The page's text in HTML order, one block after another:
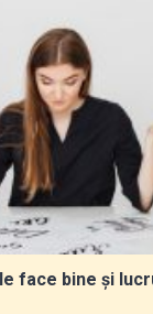
face bine și